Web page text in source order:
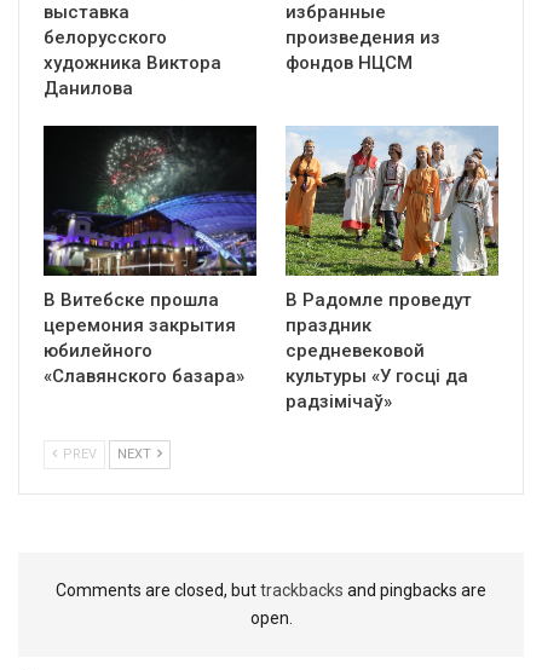
выставка
белорусского
художника Виктора
Данилова
избранные
произведения из
фондов НЦСМ
В Витебске прошла
церемония закрытия
юбилейного
«Славянского базара»
В Радомле проведут
праздник
средневековой
культуры «У госці да
радзімічаў»
PREV NEXT
Comments are closed, buttrackbacks and pingbacks are
open.